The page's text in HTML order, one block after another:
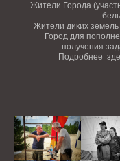
Жители Города
Жители диких
Город для
получения
Подробнее